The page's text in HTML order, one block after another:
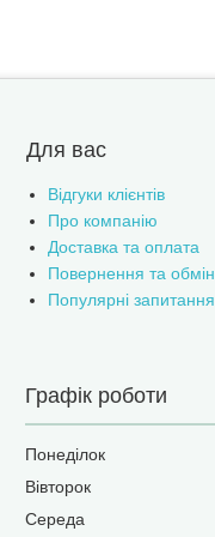
Для вас
Відгуки клієнтів
Про компанію
Доставка та оплата
Повернення та обмін
Популярні запитання
Графік роботи
Понеділок
Вівторок
Середа